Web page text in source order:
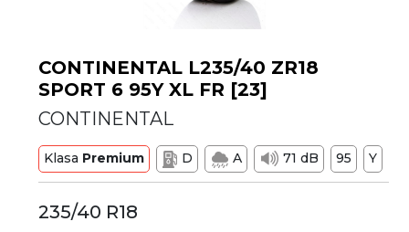
CONTINENTAL L235/40 ZR18
SPORT 6 95Y XL FR [23]
CONTINENTAL
Klasa Premium D A 71 dB 95 Y
235/40 R18